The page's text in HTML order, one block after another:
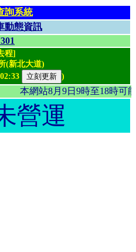
詢系統
動態資訊
程]
(新北大道)
)
本網站8月9日9時至18
營運